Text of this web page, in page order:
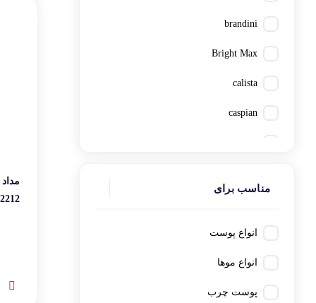
brandini
Bright Max
calista
caspian
DYNAPRO
Elipon
ellaro
مناسب برای
انواع پوست
انواع موها
پوست چرب